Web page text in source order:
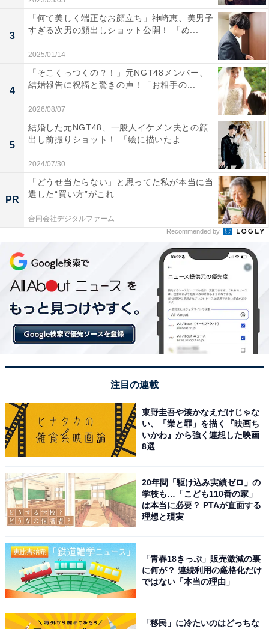
3
「何て美しく端正なお顔立ち」神崎恵、美男子
すぎる次男の顔出しショット公開！ 「め...
2025/01/14
4
「そこくっつくの？！」元NGT48メンバー、
結婚報告に祝福と驚きの声！「お相手の...
2026/08/07
5
結婚した元NGT48、一般人イケメン夫との顔
出し前撮りショット！ 「絵に描いたよ...
2024/07/30
PR
「どうせ当たらない」と思ってた私が本当に当
選した“買い方”がこれ
合同会社デジタルファーム
Recommended by
注目の連載
東野圭吾や湊かなえだけじゃな
い、「業と罪」を描く『映画ち
いかわ』から強く連想した映画
8選
20年間「駆け込み実績ゼロ」の
学校も…「こども110番の家」
は本当に必要？ PTAが直面する
理想と現実
「青春18きっぷ」販売激減の裏
に何が？ 連続利用の厳格化だけ
ではない「本当の理由」
「移民」に冷たいのはどっちな